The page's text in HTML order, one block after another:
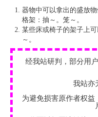
器物中可以拿出的盛放
格架：抽～。笼～。
某些床或椅子的架子上
～。
经我站研判，部分用
我站亦
为避免损害原作者权益